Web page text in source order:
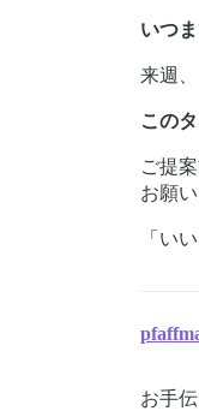
いつ
来週
この
ご提
お願
「い
お手